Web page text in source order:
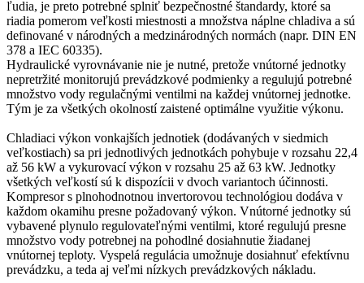
ľudia, je preto potrebné splniť bezpečnostné štandardy, ktoré sa
riadia pomerom veľkosti miestnosti a množstva náplne chladiva a sú
definované v národných a medzinárodných normách (napr. DIN EN
378 a IEC 60335).
Hydraulické vyrovnávanie nie je nutné, pretože vnútorné jednotky
nepretržité monitorujú prevádzkové podmienky a regulujú potrebné
množstvo vody regulačnými ventilmi na každej vnútornej jednotke.
Tým je za všetkých okolností zaistené optimálne využitie výkonu.
Chladiaci výkon vonkajších jednotiek (dodávaných v siedmich
veľkostiach) sa pri jednotlivých jednotkách pohybuje v rozsahu 22,4
až 56 kW a vykurovací výkon v rozsahu 25 až 63 kW. Jednotky
všetkých veľkostí sú k dispozícii v dvoch variantoch účinnosti.
Kompresor s plnohodnotnou invertorovou technológiou dodáva v
každom okamihu presne požadovaný výkon. Vnútorné jednotky sú
vybavené plynulo regulovateľnými ventilmi, ktoré regulujú presne
množstvo vody potrebnej na pohodlné dosiahnutie žiadanej
vnútornej teploty. Vyspelá regulácia umožnuje dosiahnuť efektívnu
prevádzku, a teda aj veľmi nízkych prevádzkových nákladu.